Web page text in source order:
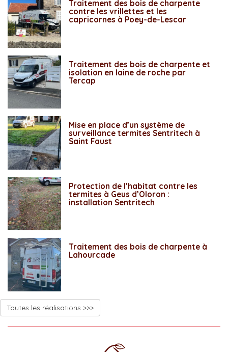
Traitement des bois de charpente
contre les vrillettes et les
capricornes à Poey-de-Lescar
Traitement des bois de charpente et
isolation en laine de roche par
Tercap
Mise en place d’un système de
surveillance termites Sentritech à
Saint Faust
Protection de l’habitat contre les
termites à Geus d’Oloron :
installation Sentritech
Traitement des bois de charpente à
Lahourcade
Toutes les réalisations >>>